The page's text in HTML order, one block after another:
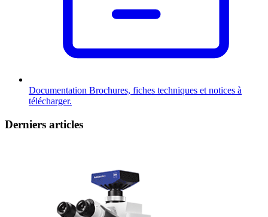
Documentation Brochures, fiches techniques et notices à
télécharger.
Derniers articles